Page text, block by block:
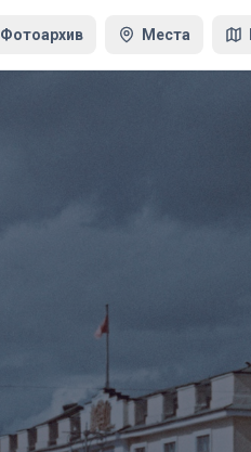
Фотоархив Места